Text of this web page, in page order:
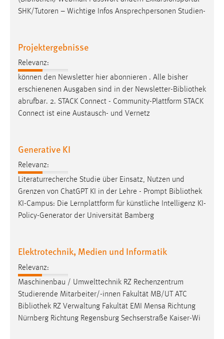
SHK/Tutoren – Wichtige Infos Ansprechpersonen Studien-
Projektergebnisse
Relevanz:
können den Newsletter hier abonnieren . Alle bisher
erschienenen Ausgaben sind in der Newsletter-Bibliothek
abrufbar. 2. STACK Connect - Community-Plattform STACK
Connect ist eine Austausch- und Vernetz
Generative KI
Relevanz:
Literaturrecherche Studie über Einsatz, Nutzen und
Grenzen von ChatGPT KI in der Lehre - Prompt Bibliothek
KI-Campus: Die Lernplattform für künstliche Intelligenz KI-
Policy-Generator der Universität Bamberg
Elektrotechnik, Medien und Informatik
Relevanz:
Maschinenbau / Umwelttechnik RZ Rechenzentrum
Studierende Mitarbeiter/-innen Fakultät MB/UT ATC
Bibliothek RZ Verwaltung Fakultät EMI Mensa Richtung
Nürnberg Richtung Regensburg Sechserstraße Kaiser-Wi